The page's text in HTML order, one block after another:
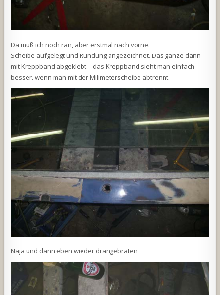
Da muß ich noch ran, aber erstmal nach vorne.
Scheibe aufgelegt und Rundung angezeichnet. Das ganze dann
mit Kreppband abgeklebt – das Kreppband sieht man einfach
besser, wenn man mit der Milimeterscheibe abtrennt.
Naja und dann eben wieder drangebraten.